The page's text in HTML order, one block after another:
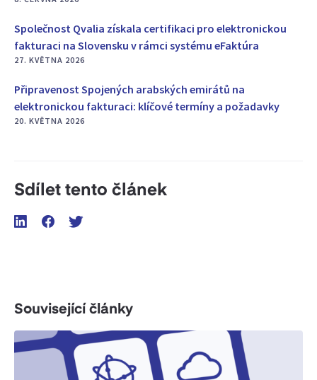
Společnost Qvalia získala certifikaci pro elektronickou
fakturaci na Slovensku v rámci systému eFaktúra
27. KVĚTNA 2026
Připravenost Spojených arabských emirátů na
elektronickou fakturaci: klíčové termíny a požadavky
20. KVĚTNA 2026
Sdílet tento článek
Související články